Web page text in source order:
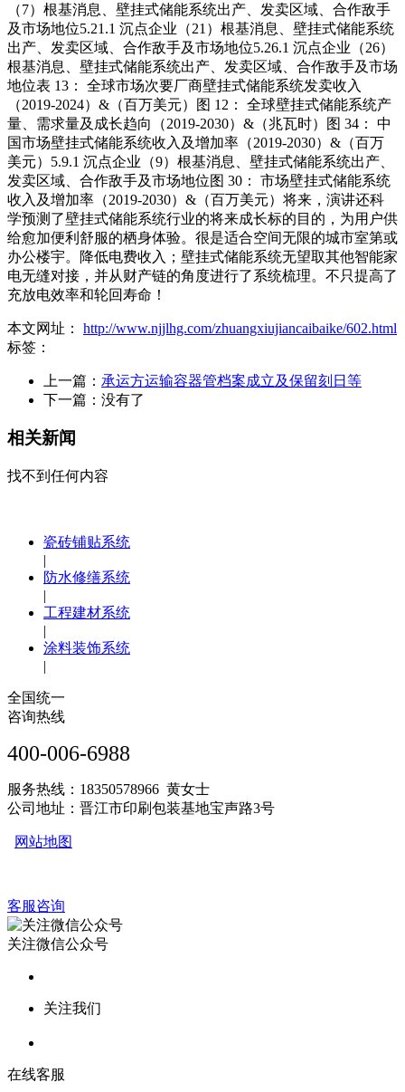
（7）根基消息、壁挂式储能系统出产、发卖区域、合作敌手
及市场地位5.21.1 沉点企业（21）根基消息、壁挂式储能系统
出产、发卖区域、合作敌手及市场地位5.26.1 沉点企业（26）
根基消息、壁挂式储能系统出产、发卖区域、合作敌手及市场
地位表 13： 全球市场次要厂商壁挂式储能系统发卖收入
（2019-2024）&（百万美元）图 12： 全球壁挂式储能系统产
量、需求量及成长趋向（2019-2030）&（兆瓦时）图 34： 中
国市场壁挂式储能系统收入及增加率（2019-2030）&（百万
美元）5.9.1 沉点企业（9）根基消息、壁挂式储能系统出产、
发卖区域、合作敌手及市场地位图 30： 市场壁挂式储能系统
收入及增加率（2019-2030）&（百万美元）将来，演讲还科
学预测了壁挂式储能系统行业的将来成长标的目的，为用户供
给愈加便利舒服的栖身体验。很是适合空间无限的城市室第或
办公楼宇。降低电费收入；壁挂式储能系统无望取其他智能家
电无缝对接，并从财产链的角度进行了系统梳理。不只提高了
充放电效率和轮回寿命！
本文网址： http://www.njjlhg.com/zhuangxiujiancaibaike/602.html
标签：
上一篇： 承运方运输容器管档案成立及保留刻日等
下一篇：没有了
相关新闻
找不到任何内容
瓷砖铺贴系统
|
防水修缮系统
|
工程建材系统
|
涂料装饰系统
|
全国统一
咨询热线
400-006-6988
服务热线：18350578966 黄女士
公司地址：晋江市印刷包装基地宝声路3号
网站地图
客服咨询
关注微信公众号
关注我们
在线客服